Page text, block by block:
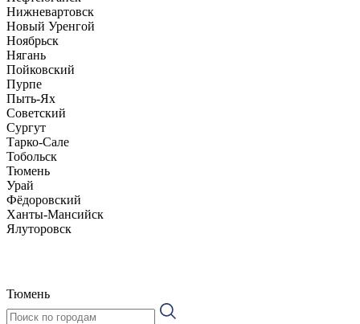
Нижневартовск
Новый Уренгой
Ноябрьск
Нягань
Пойковский
Пурпе
Пыть-Ях
Советский
Сургут
Тарко-Сале
Тобольск
Тюмень
Урай
Фёдоровский
Ханты-Мансийск
Ялуторовск
Тюмень